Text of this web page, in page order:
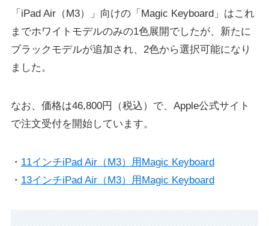
「iPad Air（M3）」向けの「Magic Keyboard」はこれ
までホワイトモデルのみの1色展開でしたが、新たに
ブラックモデルが追加され、2色から選択可能になり
ました。
なお、価格は46,800円（税込）で、Apple公式サイト
で注文受付を開始しています。
・ 11インチiPad Air（M3）用Magic Keyboard
・ 13インチiPad Air（M3）用Magic Keyboard